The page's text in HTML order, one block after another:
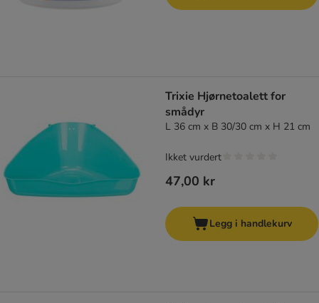
Trixie Hjørnetoalett for
smådyr
L 36 cm x B 30/30 cm x H 21 cm
47,00 kr
Ikket vurdert
Legg i handlekurv